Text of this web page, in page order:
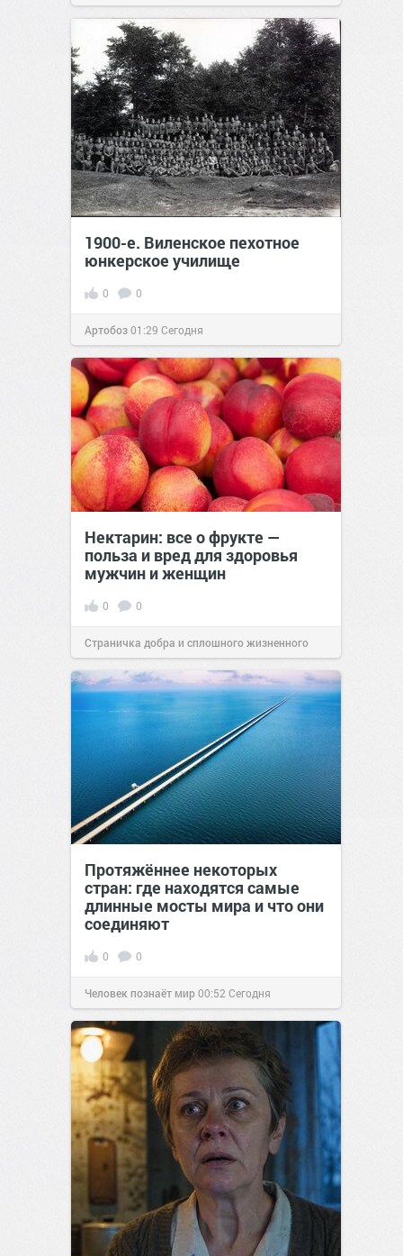
1900-е. Виленское пехотное
юнкерское училище
0 0
Артобоз01:29 Сегодня
Нектарин: все о фрукте —
польза и вред для здоровья
мужчин и женщин
0 0
Страничка добра и сплошного жизненного
позитива!00:28 Сегодня
Протяжённее некоторых
стран: где находятся самые
длинные мосты мира и что они
соединяют
0 0
Человек познаёт мир00:52 Сегодня